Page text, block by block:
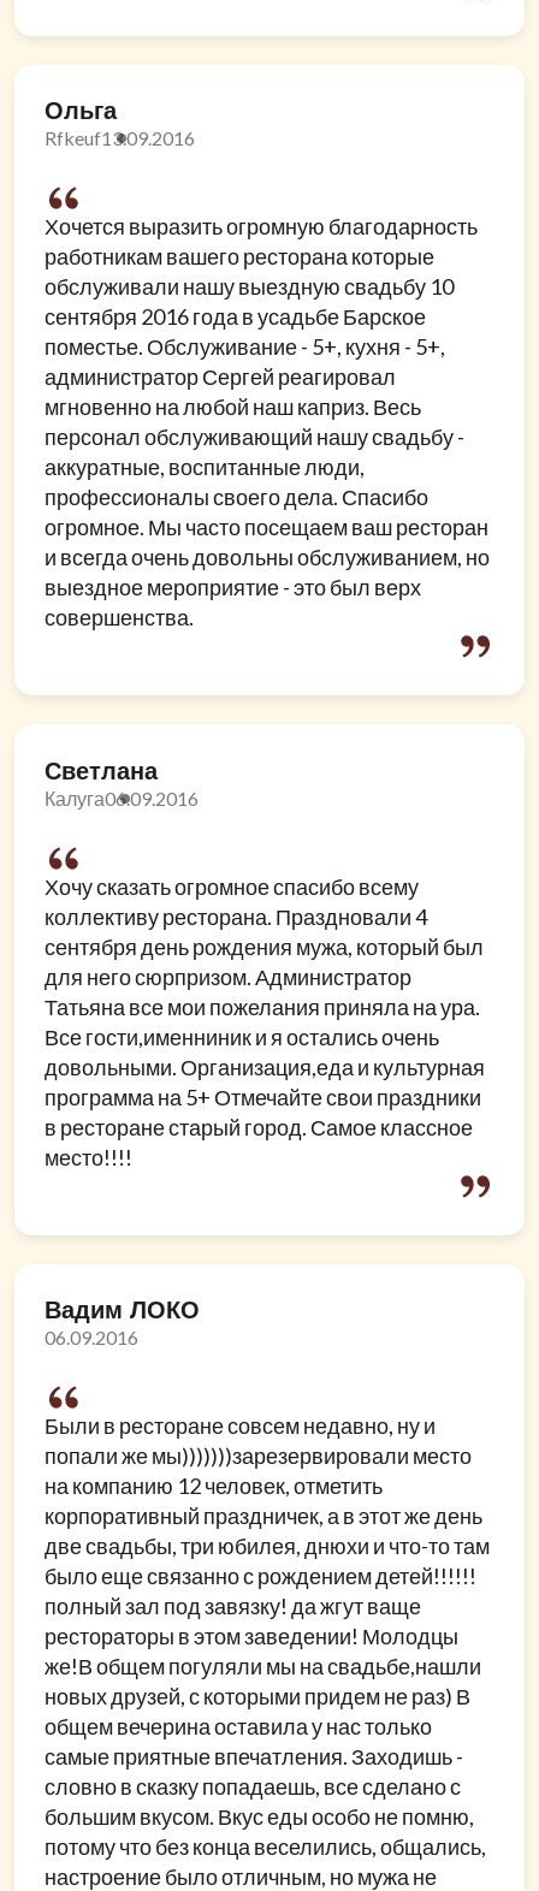
Ольга
Rfkeuf13.09.2016
Хочется выразить огромную благодарность
работникам вашего ресторана которые
обслуживали нашу выездную свадьбу 10
сентября 2016 года в усадьбе Барское
поместье. Обслуживание - 5+, кухня - 5+,
администратор Сергей реагировал
мгновенно на любой наш каприз. Весь
персонал обслуживающий нашу свадьбу -
аккуратные, воспитанные люди,
профессионалы своего дела. Спасибо
огромное. Мы часто посещаем ваш ресторан
и всегда очень довольны обслуживанием, но
выездное мероприятие - это был верх
совершенства.
Светлана
Калуга06.09.2016
Хочу сказать огромное спасибо всему
коллективу ресторана. Праздновали 4
сентября день рождения мужа, который был
для него сюрпризом. Администратор
Татьяна все мои пожелания приняла на ура.
Все гости,именниник и я остались очень
довольными. Организация,еда и культурная
программа на 5+ Отмечайте свои праздники
в ресторане старый город. Самое классное
место!!!!
Вадим ЛОКО
06.09.2016
Были в ресторане совсем недавно, ну и
попали же мы)))))))зарезервировали место
на компанию 12 человек, отметить
корпоративный праздничек, а в этот же день
две свадьбы, три юбилея, днюхи и что-то там
было еще связанно с рождением детей!!!!!!
полный зал под завязку! да жгут ваще
рестораторы в этом заведении! Молодцы
же!В общем погуляли мы на свадьбе,нашли
новых друзей, с которыми придем не раз) В
общем вечерина оставила у нас только
самые приятные впечатления. Заходишь -
словно в сказку попадаешь, все сделано с
большим вкусом. Вкус еды особо не помню,
потому что без конца веселились, общались,
настроение было отличным, но мужа не